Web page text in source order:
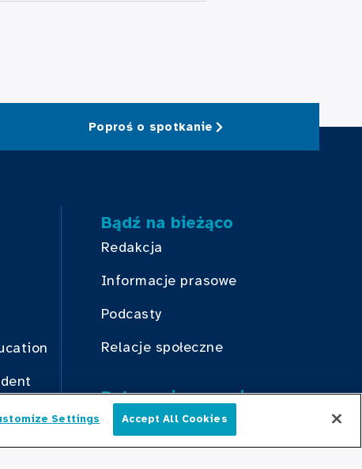
Poproś o spotkanie
Bądź na bieżąco
Redakcja
Informacje prasowe
Podcasty
Relacje społeczne
Połącz się z nami
Polski
Settings Accept All Cookies